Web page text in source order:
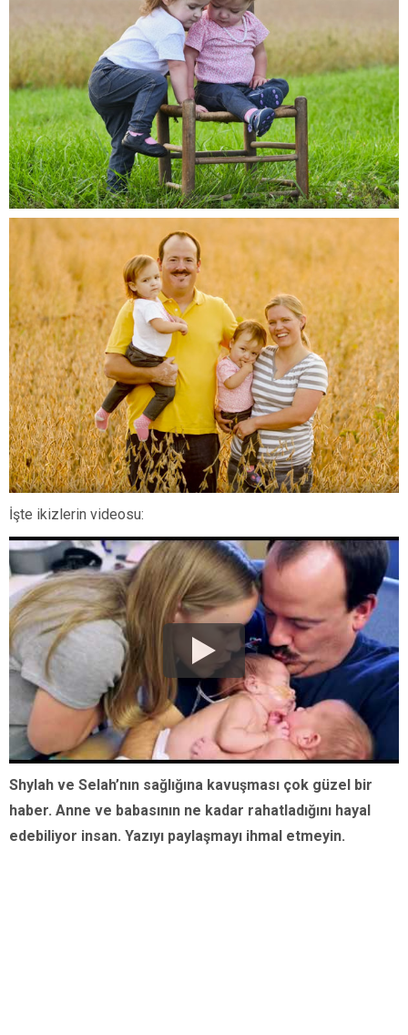
İşte ikizlerin videosu:
Shylah ve Selah’nın sağlığına kavuşması çok güzel bir
haber. Anne ve babasının ne kadar rahatladığını hayal
edebiliyor insan. Yazıyı paylaşmayı ihmal etmeyin.